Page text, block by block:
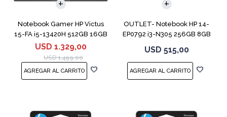
Notebook Gamer HP Victus
15-FA i5-13420H 512GB 16GB
RTX 4050
USD 1.329,00
USD 1.499,00
OUTLET- Notebook HP 14-
EP0792 i3-N305 256GB 8GB
USD 515,00